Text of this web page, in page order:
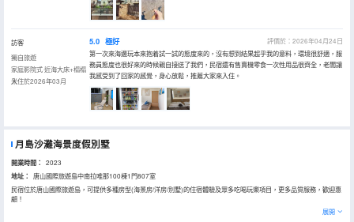
訪客
獨自旅遊
家庭影院式·近海大床+榻榻
米
入住於2026年03月
5.0 極好
評價於：2026年04月24日
第一次來海邊玩本來抱着試一試的態度來的，沒有想到結果超乎我的意料，環境很舒適，服
務員態度也很好來的時候親自接送了我們，民宿還有售賣機零食一次性用品很齊全，老闆讓
我感受到了回家的感覺，身心放鬆，推薦大家來入住。
月島沙灘海景度假別墅
開業時間： 2023
地址：
唐山國際旅遊島中南拉唯那100棟1門807室
民宿位於唐山國際旅遊島，可提供多種房型(海景房/洋房/別墅)的住宿體驗及眾多吃喝玩樂項目，更多品質服務，歡迎惠
顧！
展開